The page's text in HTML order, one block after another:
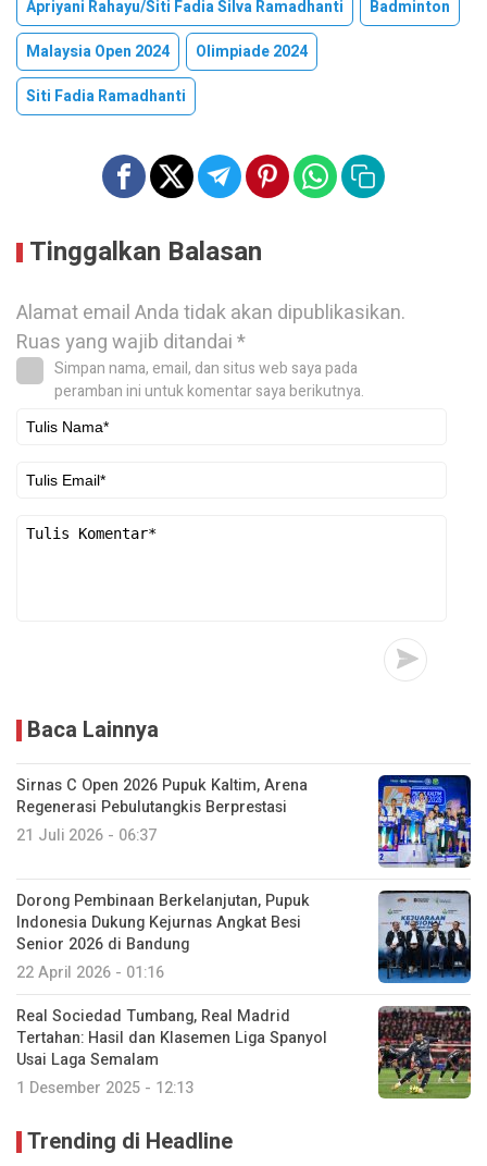
Apriyani Rahayu/siti Fadia Silva Ramadhanti
Badminton
Malaysia Open 2024
Olimpiade 2024
Siti Fadia Ramadhanti
Tinggalkan Balasan
Alamat email Anda tidak akan dipublikasikan.
Ruas yang wajib ditandai*
Simpan nama, email, dan situs web saya pada
peramban ini untuk komentar saya berikutnya.
Baca Lainnya
Sirnas C Open 2026 Pupuk Kaltim, Arena
Regenerasi Pebulutangkis Berprestasi
21 Juli 2026 - 06:37
Dorong Pembinaan Berkelanjutan, Pupuk
Indonesia Dukung Kejurnas Angkat Besi
Senior 2026 di Bandung
22 April 2026 - 01:16
Real Sociedad Tumbang, Real Madrid
Tertahan: Hasil dan Klasemen Liga Spanyol
Usai Laga Semalam
1 Desember 2025 - 12:13
Trending di Headline